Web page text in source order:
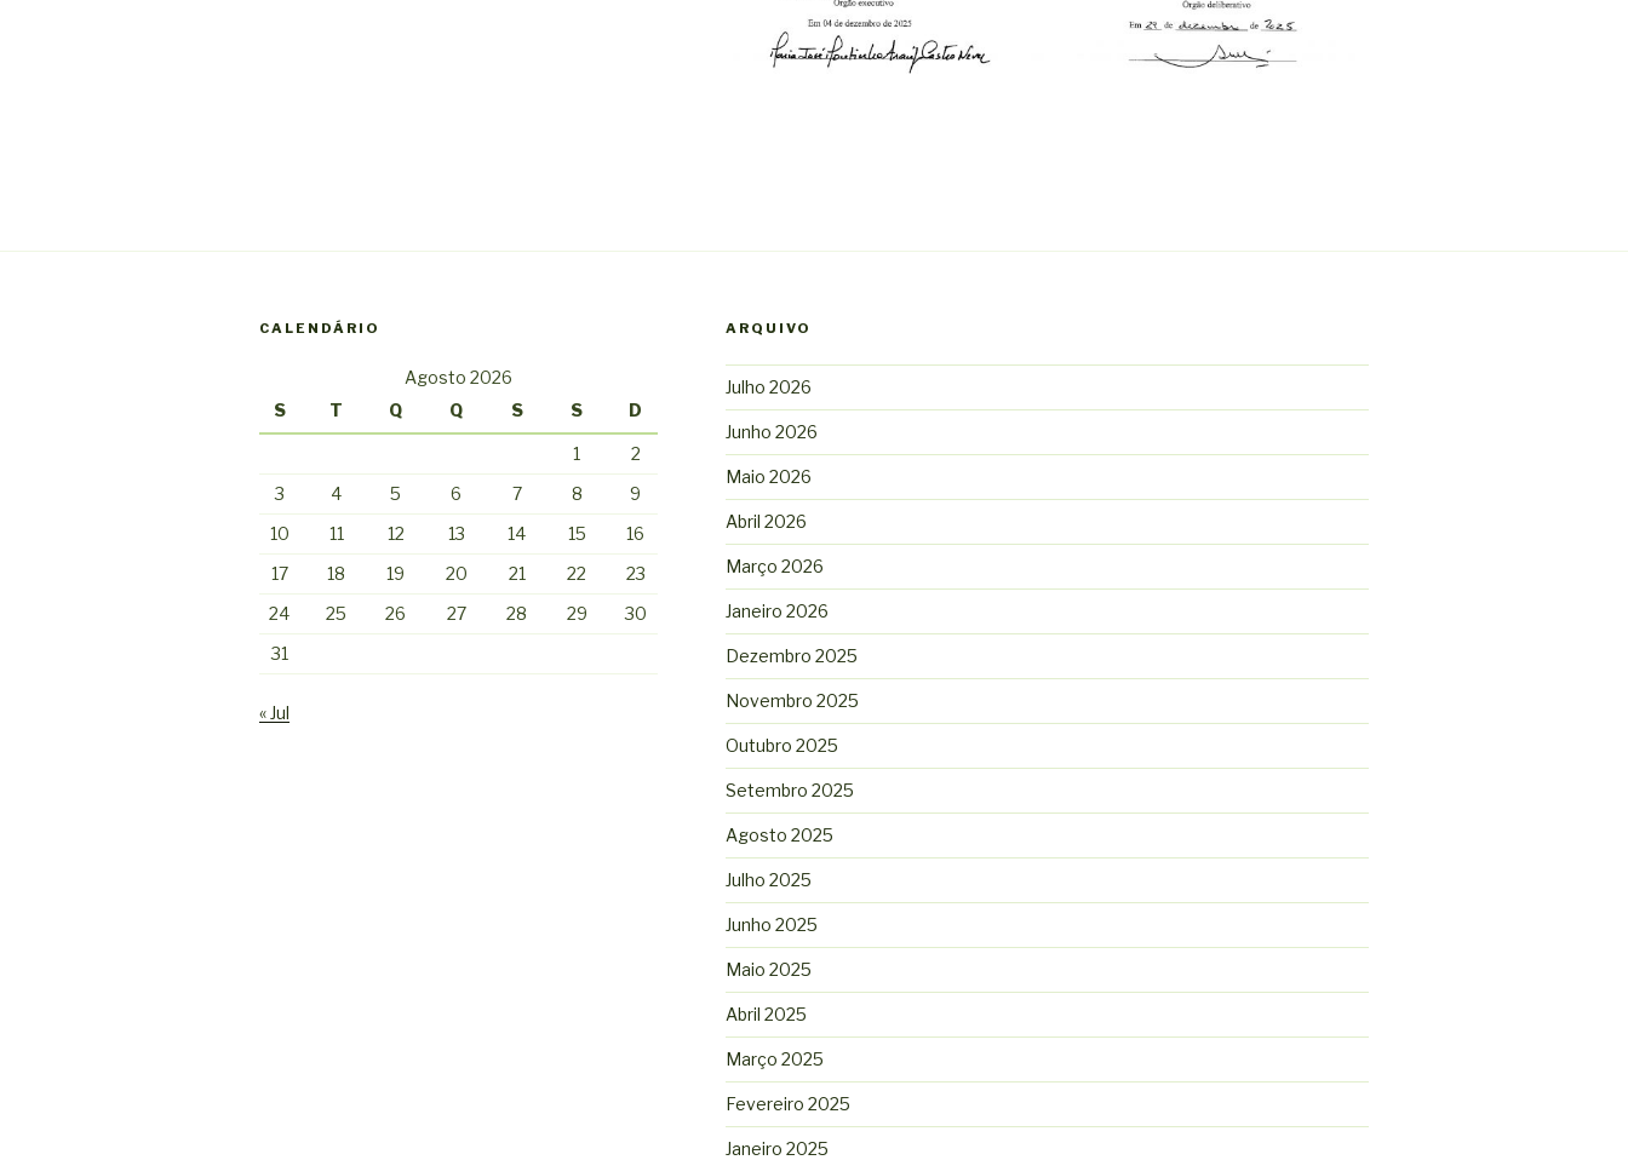
CALENDÁRIO
Agosto 2026
S
T Q Q S S D
1
2
3
4 5 6 7 8
9
10
11 12 13 14 15
16
17
18 19 20 21 22
23
24
25 26 27 28 29
30
31
« Jul
ARQUIVO
Julho 2026
Junho 2026
Maio 2026
Abril 2026
Março 2026
Janeiro 2026
Dezembro 2025
Novembro 2025
Outubro 2025
Setembro 2025
Agosto 2025
Julho 2025
Junho 2025
Maio 2025
Abril 2025
Março 2025
Fevereiro 2025
Janeiro 2025